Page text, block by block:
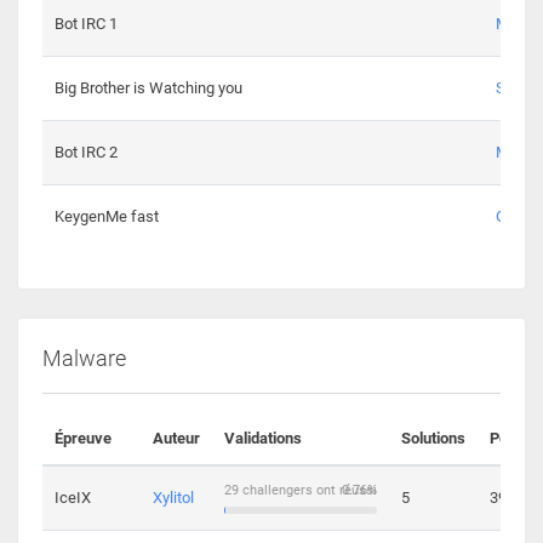
Bot IRC 1
Big Brother is Watching you
Bot IRC 2
KeygenMe fast Ge0
Malware
Épreuve Auteur Validations Solutions Points
IceIX Xylitol 0.76%
29 challengers ont réussi 5 39